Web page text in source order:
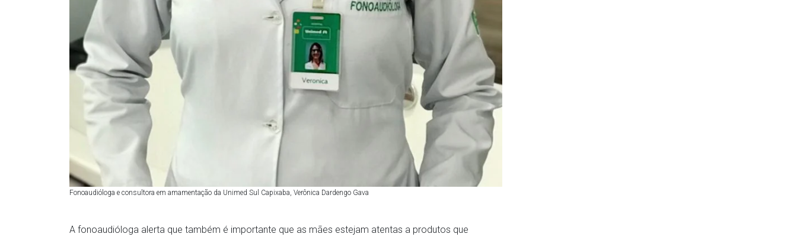
Fonoaudióloga e consultora em amamentação da Unimed Sul Capixaba, Verônica Dardengo Gava
A fonoaudióloga alerta que também é importante que as mães estejam atentas a produtos que